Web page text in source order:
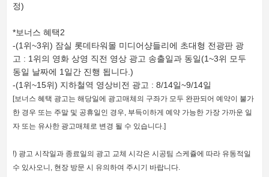
정)
*보너스 혜택2
-(1위~3위) 잠실 롯데타워몰 미디어샹들리에 초대형 전광판 광
고 : 1위의 영화 상영 직전 영상 광고 송출일과 동일(1~3위 모두
동일 날짜에 1일간 진행 됩니다.)
-(1위~15위) 지하철역 영상비전 광고 : 8/14일~9/14일
[보너스 혜택 광고는 해당일에 광고매체의 구좌가 모두 완판되어 예약이 불가
한 경우 또는 주말 및 공휴일인 경우, 부득이하게 예약 가능한 가장 가까운 일
자 또는 유사한 광고매체로 변경 될 수 있습니다.]
!) 광고 시작일과 종료일의 광고 교체 시각은 시공팀 스케쥴에 따라 유동적일
수 있사오니, 현장 방문 시 유의하여 주시기 바랍니다.